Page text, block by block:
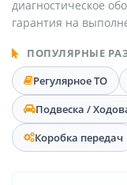
диагностическое
гарантия на
ПОПУЛЯРНЫЕ
Регулярное ТО
Подвеска /
Коробка передач